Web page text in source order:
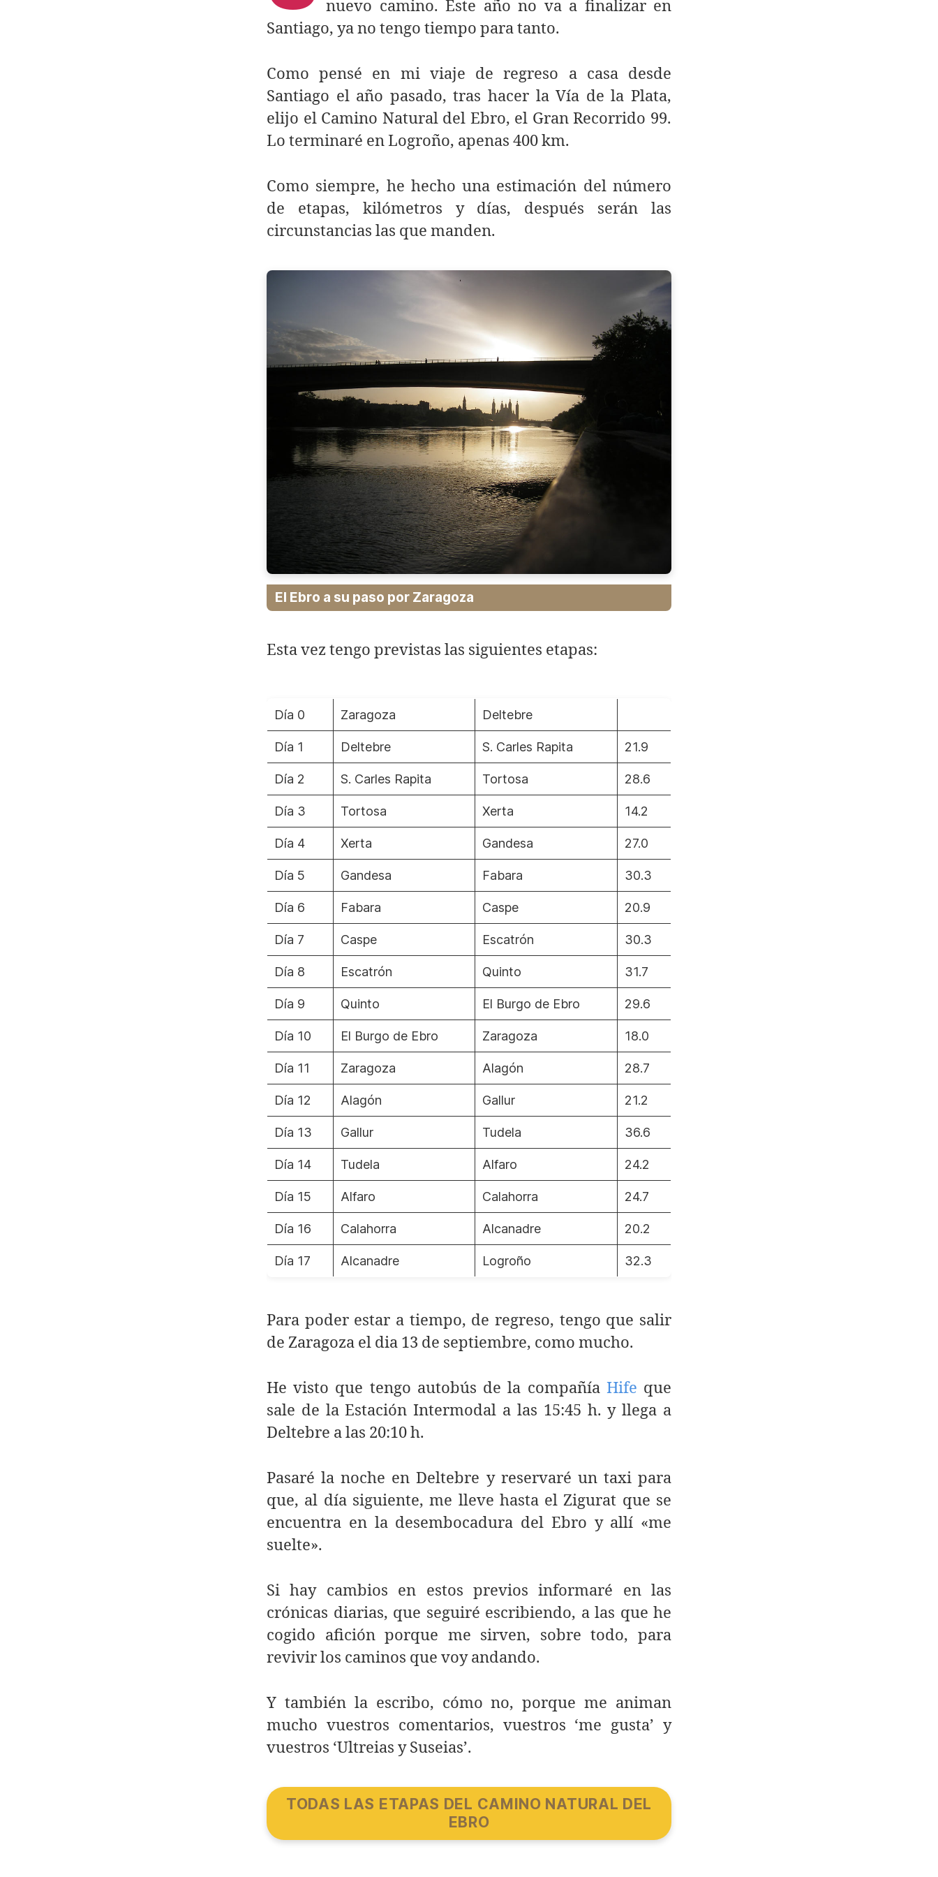
nuevo camino. Este año no va a finalizar en
Santiago, ya no tengo tiempo para tanto.
Como pensé en mi viaje de regreso a casa desde
Santiago el año pasado, tras hacer la Vía de la Plata,
elijo el Camino Natural del Ebro, el Gran Recorrido 99.
Lo terminaré en Logroño, apenas 400 km.
Como siempre, he hecho una estimación del número
de etapas, kilómetros y días, después serán las
circunstancias las que manden.
El Ebro a su paso por Zaragoza
Esta vez tengo previstas las siguientes etapas:
Día 0 Zaragoza Deltebre
Día 1 Deltebre S. Carles Rapita 21.9
Día 2 S. Carles Rapita Tortosa 28.6
Día 3 Tortosa Xerta 14.2
Día 4 Xerta Gandesa 27.0
Día 5 Gandesa Fabara 30.3
Día 6 Fabara Caspe 20.9
Día 7 Caspe Escatrón 30.3
Día 8 Escatrón Quinto 31.7
Día 9 Quinto El Burgo de Ebro 29.6
Día 10 El Burgo de Ebro Zaragoza 18.0
Día 11 Zaragoza Alagón 28.7
Día 12 Alagón Gallur 21.2
Día 13 Gallur Tudela 36.6
Día 14 Tudela Alfaro 24.2
Día 15 Alfaro Calahorra 24.7
Día 16 Calahorra Alcanadre 20.2
Día 17 Alcanadre Logroño 32.3
Para poder estar a tiempo, de regreso, tengo que salir
de Zaragoza el dia 13 de septiembre, como mucho.
He visto que tengo autobús de la compañía Hife que
sale de la Estación Intermodal a las 15:45 h. y llega a
Deltebre a las 20:10 h.
Pasaré la noche en Deltebre y reservaré un taxi para
que, al día siguiente, me lleve hasta el Zigurat que se
encuentra en la desembocadura del Ebro y allí «me
suelte».
Si hay cambios en estos previos informaré en las
crónicas diarias, que seguiré escribiendo, a las que he
cogido afición porque me sirven, sobre todo, para
revivir los caminos que voy andando.
Y también la escribo, cómo no, porque me animan
mucho vuestros comentarios, vuestros ‘me gusta’ y
vuestros ‘Ultreias y Suseias’.
TODAS LAS ETAPAS DEL CAMINO NATURAL DEL
EBRO